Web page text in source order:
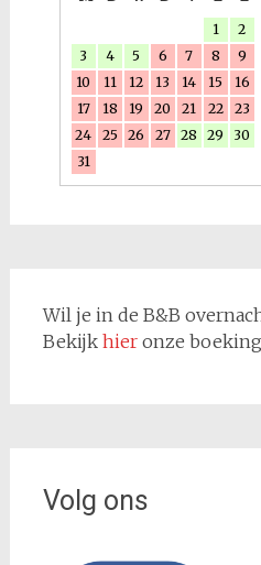
1
2
3
4 5 6 7 8
9
10
11 12 13 14 15
16
17
18 19 20 21 22
23
24
25 26 27 28 29
30
31
Wil je in de B&B
Bekijk hieronze
Volg ons